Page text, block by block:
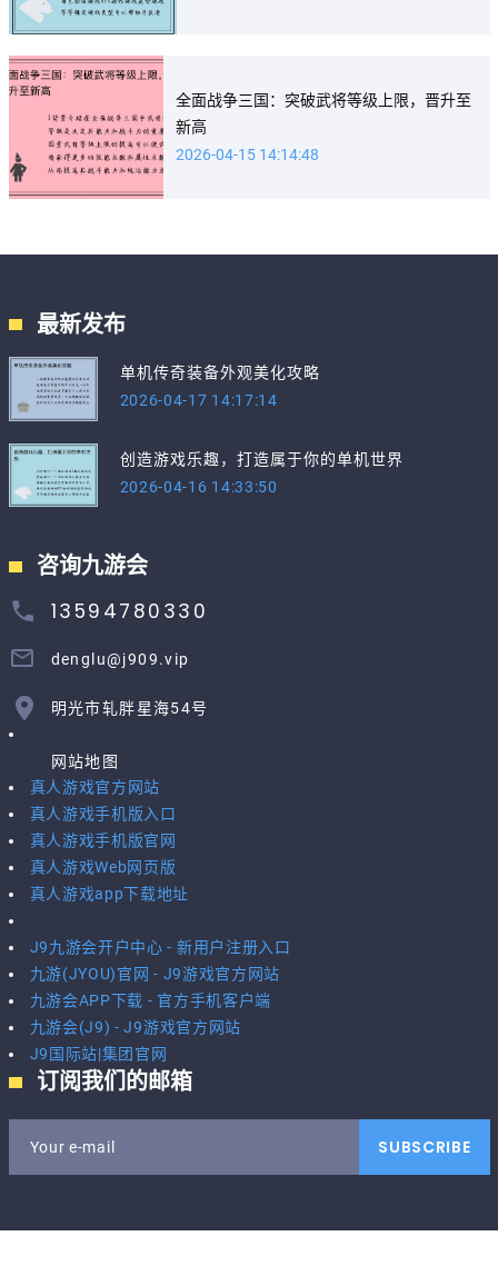
全面战争三国：突破武将等级上限，晋升至
新高
2026-04-15 14:14:48
最新发布
单机传奇装备外观美化攻略
2026-04-17 14:17:14
创造游戏乐趣，打造属于你的单机世界
2026-04-16 14:33:50
咨询九游会
13594780330
denglu@j909.vip
明光市轧胖星海54号
网站地图
真人游戏官方网站
真人游戏手机版入口
真人游戏手机版官网
真人游戏Web网页版
真人游戏app下载地址
J9九游会开户中心 - 新用户注册入口
九游(JYOU)官网 - J9游戏官方网站
九游会APP下载 - 官方手机客户端
九游会(J9) - J9游戏官方网站
J9国际站|集团官网
订阅我们的邮箱
Your e-mail SUBSCRIBE